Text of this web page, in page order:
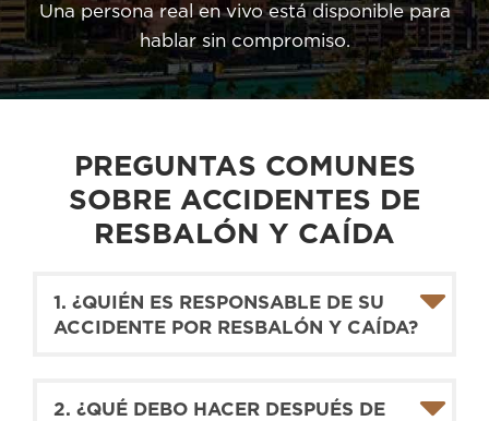
Una persona real en vivo está disponible para
hablar sin compromiso.
PREGUNTAS COMUNES
SOBRE ACCIDENTES DE
RESBALÓN Y CAÍDA
1. ¿QUIÉN ES RESPONSABLE DE SU
ACCIDENTE POR RESBALÓN Y CAÍDA?
2. ¿QUÉ DEBO HACER DESPUÉS DE